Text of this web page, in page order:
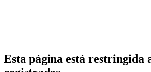
Esta página está restringida